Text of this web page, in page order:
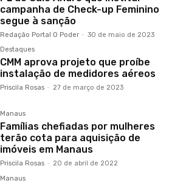
campanha de Check-up Feminino
segue à sanção
Redação Portal O Poder - 30 de maio de 2023
Destaques
CMM aprova projeto que proíbe
instalação de medidores aéreos
Priscila Rosas - 27 de março de 2023
Manaus
Famílias chefiadas por mulheres
terão cota para aquisição de
imóveis em Manaus
Priscila Rosas - 20 de abril de 2022
Manaus